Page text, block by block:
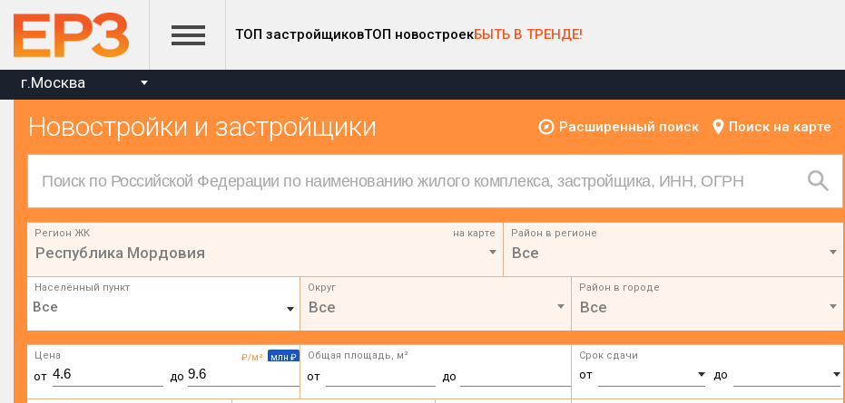
ТОП застройщиковТОП новостроекБЫТЬ В ТРЕНДЕ!
г.Москва
Новостройки и застройщики Расширенный поиск Поиск на карте
Регион ЖК на карте
Республика Мордовия
Район в регионе
Все
Населённый пункт Округ
Все
Район в городе
Все
₽/м² млн ₽
Цена
от до
Общая площадь, м²
от до
Срок сдачи
от до